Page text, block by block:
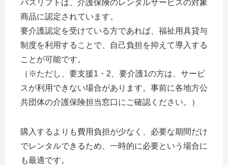
バスリフトは、介護保険のレンタルサービスの対象
商品に認定されています。
要介護認定を受けている方であれば、福祉用具貸与
制度を利用することで、自己負担を抑えて導入する
ことが可能です。
（※ただし、要支援1・2、要介護1の方は、サービ
スが利用できない場合があります。事前に各地方公
共団体の介護保険担当窓口にご確認ください。）
購入するよりも費用負担が少なく、必要な期間だけ
でレンタルできるため、一時的に必要という場合に
も最適です。